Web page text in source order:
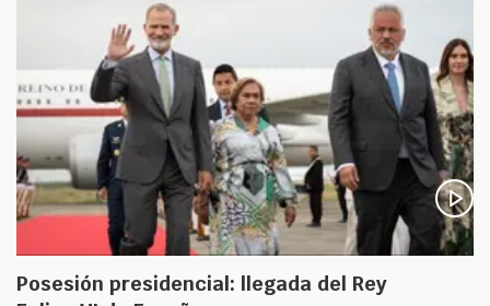
Posesión presidencial: llegada del Rey